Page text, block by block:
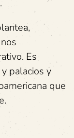
Es
palacios y
que